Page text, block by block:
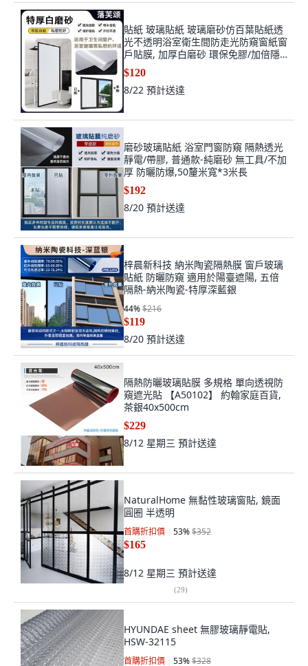
貼紙 玻璃貼紙 玻璃磨砂仿百葉貼紙透
光不透明浴室衛生間防走光防窺窗紙窗
戶貼膜, 加厚白磨砂 環保免膠/加倍隱
私/顏色偏,17cm寬度*17cm長 小尺寸
試用, 白磨砂
$120
8/22 預計送達
磨砂玻璃貼紙 浴室門窗防窺 隔熱透光
靜電/帶膠, 普通款-純磨砂 無工具/不加
厚 防曬防爆,50釐米寬*3米長
$192
8/20 預計送達
梓晨新科技 納米陶瓷隔熱膜 窗戶玻璃
貼紙 防曬防窺 適用於陽臺遮陽, 五倍
隔熱-納米陶瓷-特厚深藍銀
44%$216
$119
8/20 預計送達
隔熱防曬玻璃貼膜 多規格 單向透視防
窺遮光貼 【A50102】 約翰家庭百貨,
茶銀40x500cm
$229
8/12 星期三 預計送達
NaturalHome 無黏性玻璃窗貼, 鏡面
圓圈 半透明
首購折扣價 53%$352
$165
8/12 星期三 預計送達
(29)
HYUNDAE sheet 無膠玻璃靜電貼,
HSW-32115
首購折扣價 53%$328